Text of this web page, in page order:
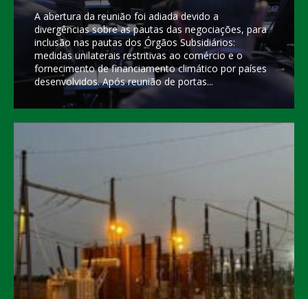
A abertura da reunião foi adiada devido a
divergências sobre as pautas das negociações, para
inclusão nas pautas dos Órgãos Subsidiários:
medidas unilaterais restritivas ao comércio e o
fornecimento de financiamento climático por países
desenvolvidos. Após reunião de portas...